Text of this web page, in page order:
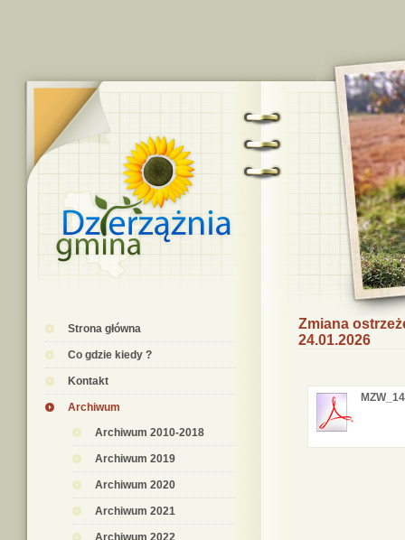
Strona główna
Co gdzie kiedy ?
Kontakt
Archiwum
Archiwum 2010-2018
Archiwum 2019
Archiwum 2020
Archiwum 2021
Archiwum 2022
Zmiana
24.01.2026